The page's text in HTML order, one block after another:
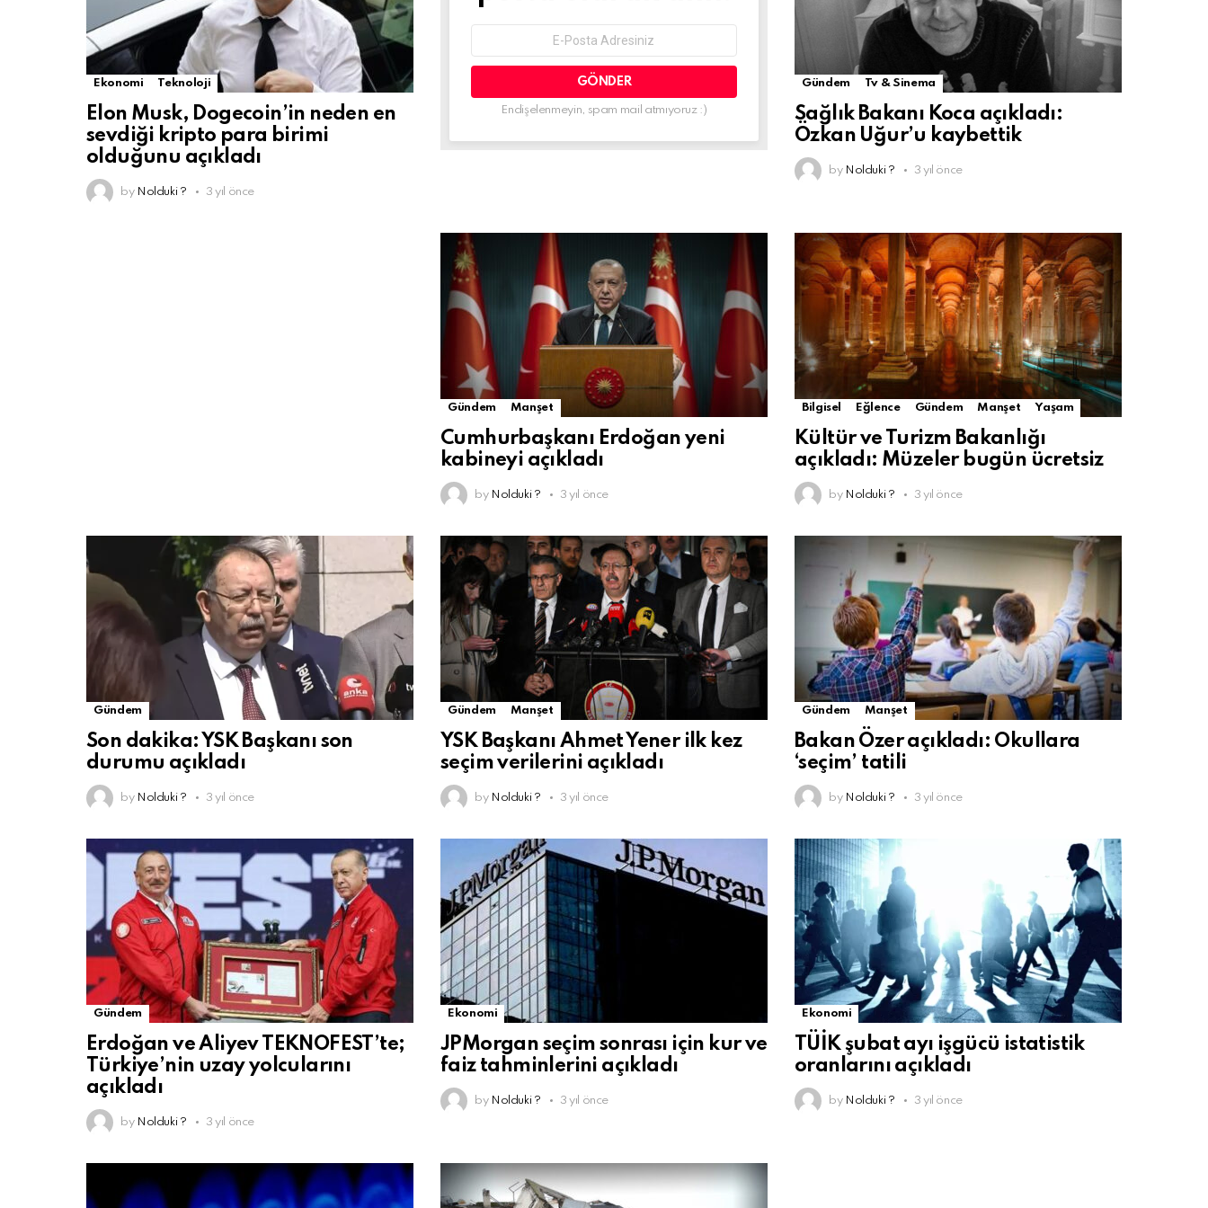
Ekonomi Teknoloji
Elon Musk, Dogecoin’in neden en
sevdiği kripto para birimi
olduğunu açıkladı
by Nolduki ? 3 yıl önce
Endişelenmeyin, spam mail atmıyoruz :)
Gündem Tv & Sinema
Sağlık Bakanı Koca açıkladı:
Özkan Uğur’u kaybettik
by Nolduki ? 3 yıl önce
Gündem Manşet
Cumhurbaşkanı Erdoğan yeni
kabineyi açıkladı
by Nolduki ? 3 yıl önce
Bilgisel Eğlence Gündem Manşet Yaşam
Kültür ve Turizm Bakanlığı
açıkladı: Müzeler bugün ücretsiz
by Nolduki ? 3 yıl önce
Gündem
Son dakika: YSK Başkanı son
durumu açıkladı
by Nolduki ? 3 yıl önce
Gündem Manşet
YSK Başkanı Ahmet Yener ilk kez
seçim verilerini açıkladı
by Nolduki ? 3 yıl önce
Gündem Manşet
Bakan Özer açıkladı: Okullara
‘seçim’ tatili
by Nolduki ? 3 yıl önce
Gündem
Erdoğan ve Aliyev TEKNOFEST’te;
Türkiye’nin uzay yolcularını
açıkladı
by Nolduki ? 3 yıl önce
Ekonomi
JPMorgan seçim sonrası için kur ve
faiz tahminlerini açıkladı
by Nolduki ? 3 yıl önce
Ekonomi
TÜİK şubat ayı işgücü istatistik
oranlarını açıkladı
by Nolduki ? 3 yıl önce